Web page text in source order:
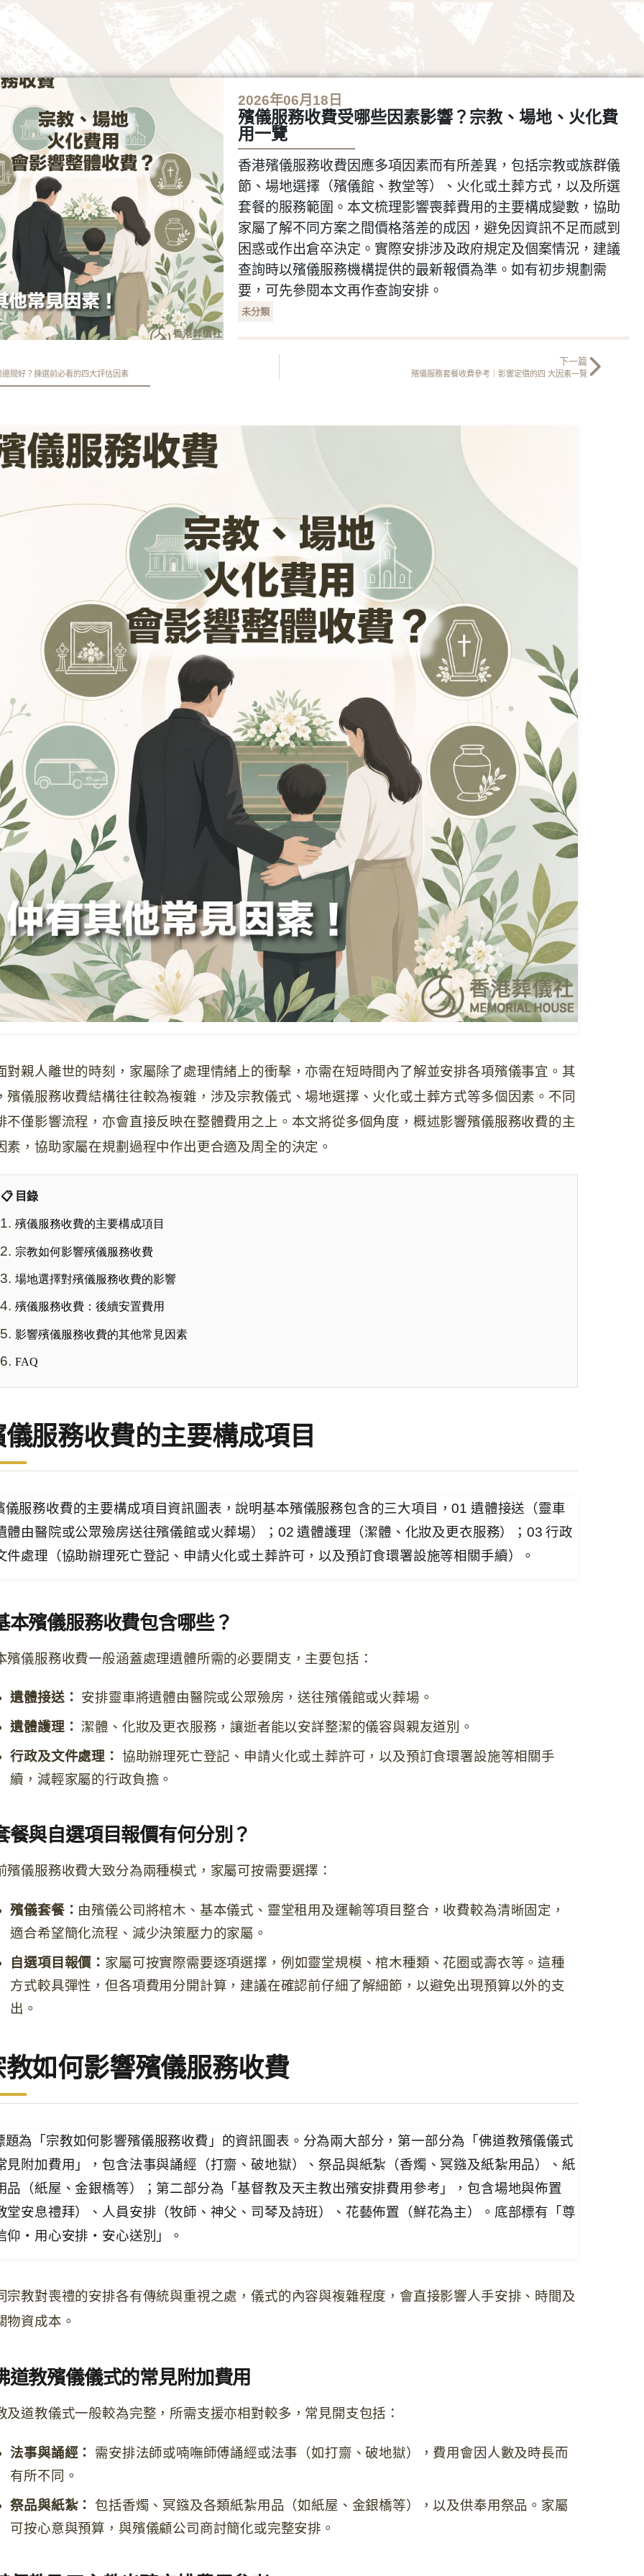
2026年06月18日
殯儀服務收費受哪些因素影響？宗教、場地、火化費
用一覽
香港殯儀服務收費因應多項因素而有所差異，包括宗教或族群儀
節、場地選擇（殯儀館、教堂等）、火化或土葬方式，以及所選
套餐的服務範圍。本文梳理影響喪葬費用的主要構成變數，協助
家屬了解不同方案之間價格落差的成因，避免因資訊不足而感到
困惑或作出倉卒決定。實際安排涉及政府規定及個案情況，建議
查詢時以殯儀服務機構提供的最新報價為準。如有初步規劃需
要，可先參閱本文再作查詢安排。
未分類
邊間好？揀選前必看的四大評估因素
下一篇
殯儀服務套餐收費參考｜影響定價的四 大因素一覽
對親人離世的時刻，家屬除了處理情緒上的衝擊，亦需在短時間內了解並安排各項殯儀事宜。其
殯儀服務收費結構往往較為複雜，涉及宗教儀式、場地選擇、火化或土葬方式等多個因素。不同
不僅影響流程，亦會直接反映在整體費用之上。本文將從多個角度，概述影響殯儀服務收費的主
素，協助家屬在規劃過程中作出更合適及周全的決定。
📋 目錄
殯儀服務收費的主要構成項目
宗教如何影響殯儀服務收費
場地選擇對殯儀服務收費的影響
殯儀服務收費：後續安置費用
影響殯儀服務收費的其他常見因素
FAQ
儀服務收費的主要構成項目
本殯儀服務收費包含哪些？
殯儀服務收費一般涵蓋處理遺體所需的必要開支，主要包括：
遺體接送： 安排靈車將遺體由醫院或公眾殮房，送往殯儀館或火葬場。
遺體護理： 潔體、化妝及更衣服務，讓逝者能以安詳整潔的儀容與親友道別。
行政及文件處理： 協助辦理死亡登記、申請火化或土葬許可，以及預訂食環署設施等相關手
續，減輕家屬的行政負擔。
餐與自選項目報價有何分別？
殯儀服務收費大致分為兩種模式，家屬可按需要選擇：
殯儀套餐： 由殯儀公司將棺木、基本儀式、靈堂租用及運輸等項目整合，收費較為清晰固定，
適合希望簡化流程、減少決策壓力的家屬。
自選項目報價： 家屬可按實際需要逐項選擇，例如靈堂規模、棺木種類、花圈或壽衣等。這種
方式較具彈性，但各項費用分開計算，建議在確認前仔細了解細節，以避免出現預算以外的支
出。
教如何影響殯儀服務收費
宗教對喪禮的安排各有傳統與重視之處，儀式的內容與複雜程度，會直接影響人手安排、時間及
物資成本。
道教殯儀儀式的常見附加費用
及道教儀式一般較為完整，所需支援亦相對較多，常見開支包括：
法事與誦經：
需安排法師或喃嘸師傅誦經或法事（如打齋、破地獄），費用會因人數及時長而
有所不同。
祭品與紙紮： 包括香燭、冥鏹及各類紙紮用品（如紙屋、金銀橋等），以及供奉用祭品。家屬
可按心意與預算，與殯儀顧公司商討簡化或完整安排。